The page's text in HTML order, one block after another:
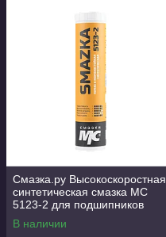
Смазка.ру Высокоскоростная
синтетическая смазка МС
5123-2 для подшипников
электродвигателей, 400 мл
картридж
В наличии